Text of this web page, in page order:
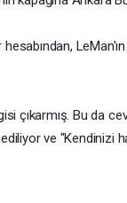
LeMan'ın
çıkarmış. Bu da
ve "Kendinizi